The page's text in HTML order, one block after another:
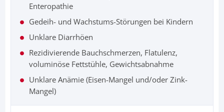
Enteropathie
Gedeih- und Wachstums-Störungen bei Kindern
Unklare Diarrhöen
Rezidivierende Bauchschmerzen, Flatulenz,
voluminöse Fettstühle, Gewichtsabnahme
Unklare Anämie (Eisen-Mangel und/oder Zink-
Mangel)